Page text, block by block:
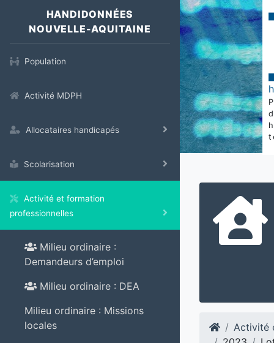
HANDIDONNÉES
NOUVELLE-AQUITAINE
Population
Activité MDPH
Allocataires handicapés
Scolarisation
Activité et formation
professionnelles
Milieu ordinaire :
Demandeurs d’emploi
Milieu ordinaire : DEA
Milieu ordinaire : Missions
locales
Activité